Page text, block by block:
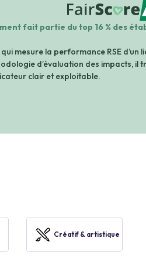
A+
fait partie du top 16 % des
mesure la performance RSE d’un
d’évaluation des impacts, il
clair et exploitable.
Créatif & artistique